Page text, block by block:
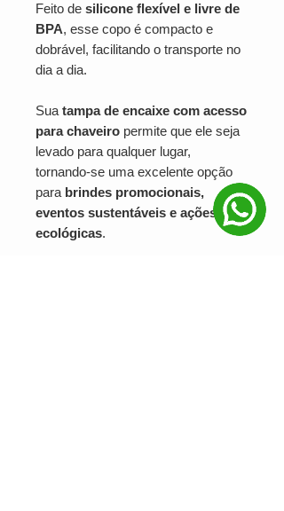
Feito de silicone flexível e livre de
BPA, esse copo é compacto e
dobrável, facilitando o transporte no
dia a dia.
Sua tampa de encaixe com acesso
para chaveiro permite que ele seja
levado para qualquer lugar,
tornando-se uma excelente opção
para brindes promocionais,
eventos sustentáveis e ações
ecológicas.